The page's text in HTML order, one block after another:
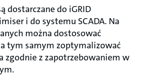
dostarczane do iGRID
i do systemu SCADA. Na
można dostosować
tym samym zoptymalizować
zgodnie z zapotrzebowaniem w